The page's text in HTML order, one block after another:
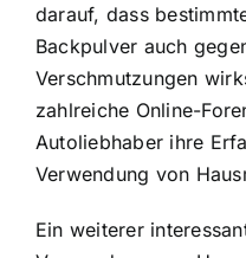
darauf, dass
Backpulver auch
Verschmutzungen
zahlreiche Online-
Autoliebhaber ihre
Verwendung von
Ein weiterer